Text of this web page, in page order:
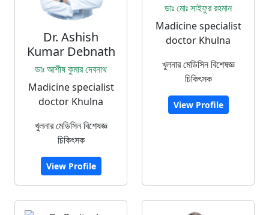
Dr. Ashish
Kumar Debnath
ডাঃ আশীষ কুমার দেবনাথ
Madicine specialist
doctor Khulna
খুলনার মেডিসিন বিশেষজ্ঞ
চিকিৎসক
View Profile
ডাঃ মোঃ সাইফুর রহমান
Madicine specialist
doctor Khulna
খুলনার মেডিসিন বিশেষজ্ঞ
চিকিৎসক
View Profile